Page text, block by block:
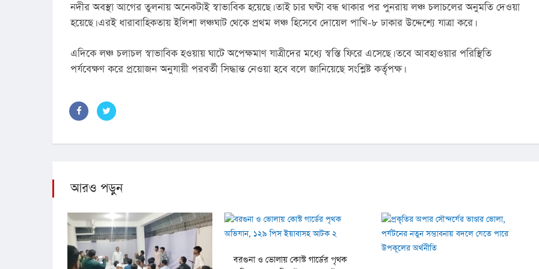
নদীর অবস্থা আগের তুলনায় অনেকটাই স্বাভাবিক হয়েছে। তাই চার ঘণ্টা বন্ধ থাকার পর পুনরায় লঞ্চ চলাচলের অনুমতি দেওয়া
হয়েছে। এরই ধারাবাহিকতায় ইলিশা লঞ্চঘাট থেকে প্রথম লঞ্চ হিসেবে দোয়েল পাখি-৮ ঢাকার উদ্দেশ্যে যাত্রা করে।
এদিকে লঞ্চ চলাচল স্বাভাবিক হওয়ায় ঘাটে অপেক্ষমাণ যাত্রীদের মধ্যে স্বস্তি ফিরে এসেছে। তবে আবহাওয়ার পরিস্থিতি
পর্যবেক্ষণ করে প্রয়োজন অনুযায়ী পরবর্তী সিদ্ধান্ত নেওয়া হবে বলে জানিয়েছে সংশ্লিষ্ট কর্তৃপক্ষ।
আরও পড়ুন
বরগুনা ও ভোলায় কোস্ট গার্ডের পৃথক